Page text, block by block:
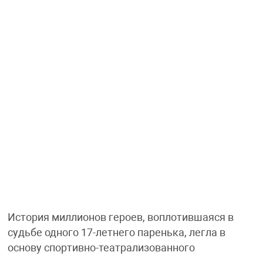
История миллионов героев, воплотившаяся в
судьбе одного 17-летнего паренька, легла в
основу спортивно-театрализованного